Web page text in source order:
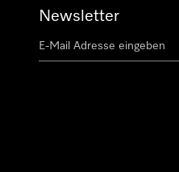
Newsletter